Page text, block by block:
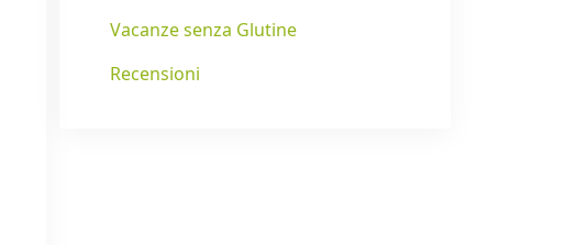
Vacanze senza Glutine
Recensioni